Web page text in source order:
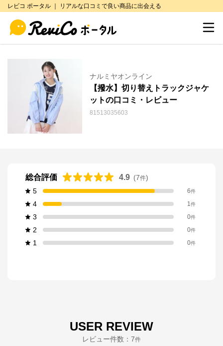
レビコ ポータル ｜ リアルな口コミで良い商品に出会える
ナルミヤオンライン
【撥水】切り替えトラックジャケ
ットの口コミ・レビュー
81513035603
総合評価 4.9 (7件)
5
6件
4 1件
3 0件
2 0件
1 0件
USER REVIEW
レビュー件数： 7件